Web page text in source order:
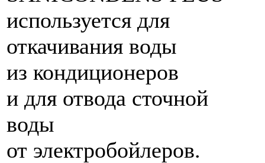
используется для
откачивания воды
из кондиционеров
и для отвода сточной
воды
от электробойлеров.